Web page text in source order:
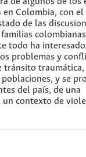
Colombia, con
de las
todo ha
problemas y
tránsito traumática,
y se
del país, de una
contexto de